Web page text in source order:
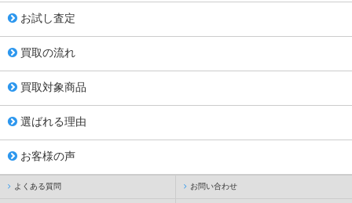
お試し査定
買取の流れ
買取対象商品
選ばれる理由
お客様の声
よくある質問 お問い合わせ